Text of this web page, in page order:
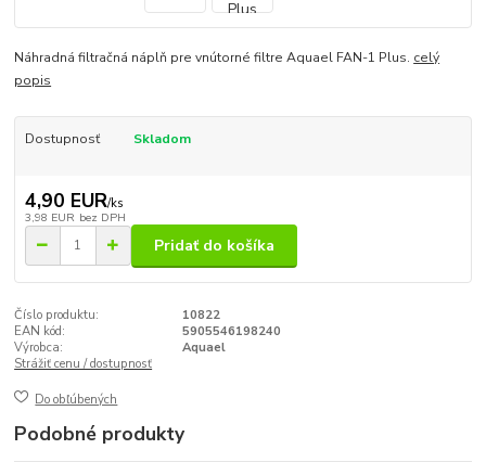
Náhradná filtračná náplň pre vnútorné filtre Aquael FAN-1 Plus. celý
popis
Dostupnosť Skladom
4,90 EUR/ks
3,98 EUR bez DPH
Pridať do košíka
Číslo produktu:
10822
EAN kód:
5905546198240
Výrobca:
Aquael
Strážiť cenu / dostupnosť
Do obľúbených
Podobné produkty